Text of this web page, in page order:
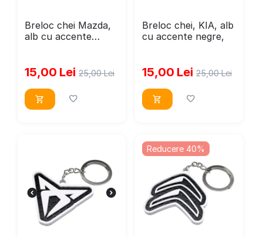
Breloc chei Mazda,
alb cu accente
15,00 Lei 25,00 Lei
Breloc chei, KIA, alb
cu accente negre,
15,00 Lei 25,00 Lei
Reducere 40%